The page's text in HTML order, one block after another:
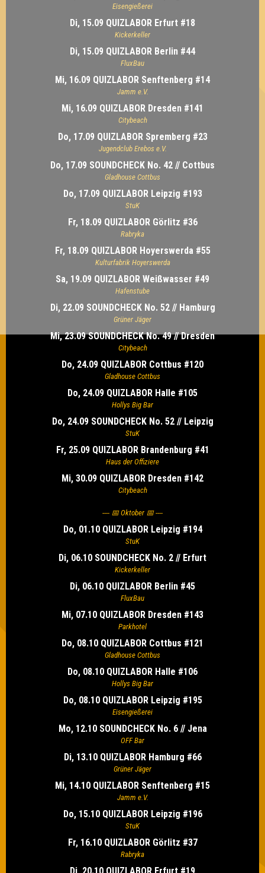
Eisengießerei
Di, 15.09 QUIZLABOR Erfurt #18
Kickerkeller
Di, 15.09 QUIZLABOR Berlin #44
FluxBau
Mi, 16.09 QUIZLABOR Senftenberg #14
Jamm e.V.
Mi, 16.09 QUIZLABOR Dresden #141
Citybeach
Do, 17.09 QUIZLABOR Spremberg #23
Jugendclub Erebos e.V.
Do, 17.09 SOUNDCHECK No. 42 // Cottbus
Gladhouse Cottbus
Do, 17.09 QUIZLABOR Leipzig #193
StuK
Fr, 18.09 QUIZLABOR Görlitz #36
Rabryka
Fr, 18.09 QUIZLABOR Hoyerswerda #55
Kulturfabrik Hoyerswerda
Sa, 19.09 QUIZLABOR Weißwasser #49
Hafenstube
Di, 22.09 SOUNDCHECK No. 52 // Hamburg
Grüner Jäger
Mi, 23.09 SOUNDCHECK No. 49 // Dresden
Citybeach
Do, 24.09 QUIZLABOR Cottbus #120
Gladhouse Cottbus
Do, 24.09 QUIZLABOR Halle #105
Hollys Big Bar
Do, 24.09 SOUNDCHECK No. 52 // Leipzig
StuK
Fr, 25.09 QUIZLABOR Brandenburg #41
Haus der Offiziere
Mi, 30.09 QUIZLABOR Dresden #142
Citybeach
---- 📅 Oktober 📅 ----
Do, 01.10 QUIZLABOR Leipzig #194
StuK
Di, 06.10 SOUNDCHECK No. 2 // Erfurt
Kickerkeller
Di, 06.10 QUIZLABOR Berlin #45
FluxBau
Mi, 07.10 QUIZLABOR Dresden #143
Parkhotel
Do, 08.10 QUIZLABOR Cottbus #121
Gladhouse Cottbus
Do, 08.10 QUIZLABOR Halle #106
Hollys Big Bar
Do, 08.10 QUIZLABOR Leipzig #195
Eisengießerei
Mo, 12.10 SOUNDCHECK No. 6 // Jena
OFF Bar
Di, 13.10 QUIZLABOR Hamburg #66
Grüner Jäger
Mi, 14.10 QUIZLABOR Senftenberg #15
Jamm e.V.
Do, 15.10 QUIZLABOR Leipzig #196
StuK
Fr, 16.10 QUIZLABOR Görlitz #37
Rabryka